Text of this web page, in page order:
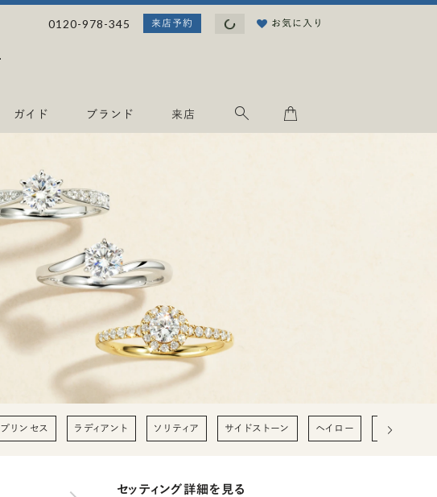
0120-978-345 来店予約
.
.
お気に入り
ガイド ブランド 来店
プリンセス ラディアント ソリティア サイドストーン ヘイロー 0.2ct
セッティング詳細を見る